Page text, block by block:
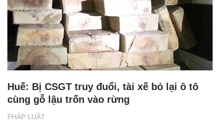
PHÁP LUẬT
Huế: Bị CSGT truy đuổi, tài xế bỏ lại ô tô
cùng gỗ lậu trốn vào rừng